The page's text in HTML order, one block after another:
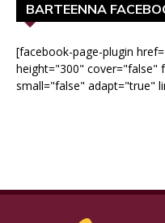
BARTEENNA
[facebook-page-plugin
height="300" cover="false"
small="false" adapt="true"